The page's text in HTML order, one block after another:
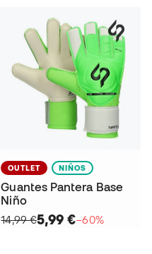
OUTLET NIÑOS
Guantes Pantera Base
Niño
14,99 €5,99 €−60%